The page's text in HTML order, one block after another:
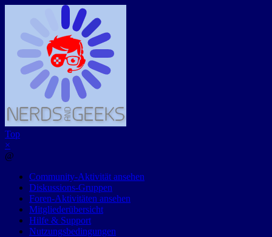
Top
×
@
Community-Aktivität ansehen
Diskussions-Gruppen
Foren-Aktivitäten ansehen
Mitgliederübersicht
Hilfe & Support
Nutzungsbedingungen